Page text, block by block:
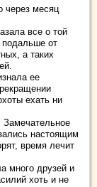
через месяц
все о той
подальше от
а таких
ее
ехать ни
Замечательное
настоящим
время лечит
много друзей и
хоть и не